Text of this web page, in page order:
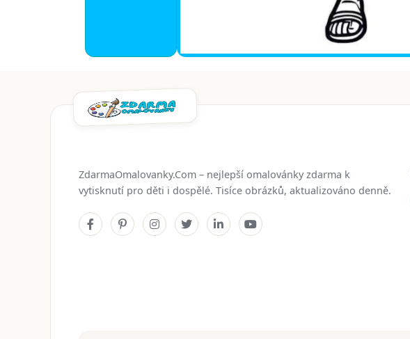
ZdarmaOmalovanky.Com – nejlepší omalovánky zdarma k
vytisknutí pro děti i dospělé. Tisíce obrázků, aktualizováno denně.